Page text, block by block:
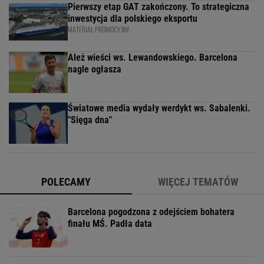
Pierwszy etap GAT zakończony. To strategiczna
inwestycja dla polskiego eksportu
MATERIAŁ PROMOCYJNY
Ależ wieści ws. Lewandowskiego. Barcelona
nagle ogłasza
Światowe media wydały werdykt ws. Sabalenki.
"Sięga dna"
POLECAMY WIĘCEJ TEMATÓW
Barcelona pogodzona z odejściem bohatera
finału MŚ. Padła data